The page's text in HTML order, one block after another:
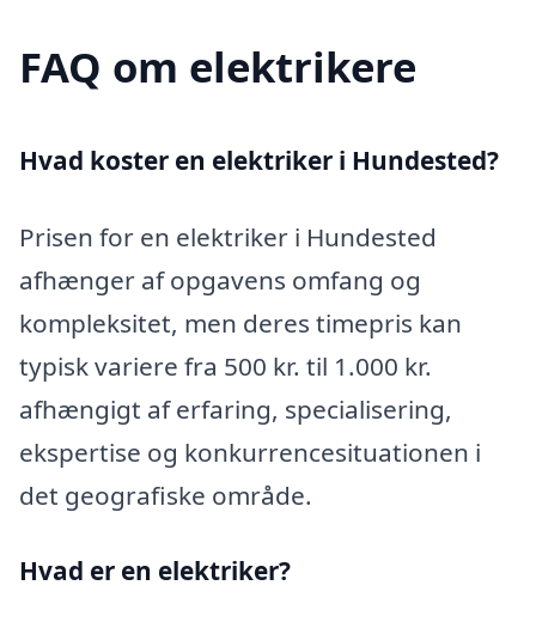
FAQ om elektrikere
Hvad koster en elektriker i Hundested?
Prisen for en elektriker i Hundested
afhænger af opgavens omfang og
kompleksitet, men deres timepris kan
typisk variere fra 500 kr. til 1.000 kr.
afhængigt af erfaring, specialisering,
ekspertise og konkurrencesituationen i
det geografiske område.
Hvad er en elektriker?